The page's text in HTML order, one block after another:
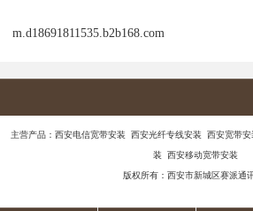
m.d18691811535.b2b168.com
主营产品：西安电信宽带安装 西安光纤专线安装 西安宽带
装 西安移动宽带安装
版权所有：西安市新城区赛派通